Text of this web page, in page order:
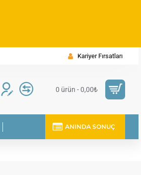
Kariyer Fırsatları
0 ürün - 0,00₺
ANINDA SONUÇ